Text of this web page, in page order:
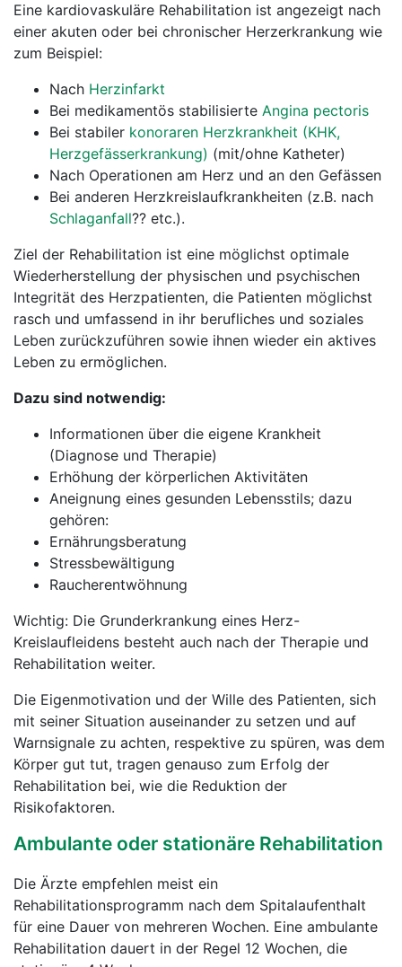
Eine kardiovaskuläre Rehabilitation ist angezeigt nach
einer akuten oder bei chronischer Herzerkrankung wie
zum Beispiel:
Nach Herzinfarkt
Bei medikamentös stabilisierte Angina pectoris
Bei stabiler konoraren Herzkrankheit (KHK,
Herzgefässerkrankung) (mit/ohne Katheter)
Nach Operationen am Herz und an den Gefässen
Bei anderen Herzkreislaufkrankheiten (z.B. nach
Schlaganfall?? etc.).
Ziel der Rehabilitation ist eine möglichst optimale
Wiederherstellung der physischen und psychischen
Integrität des Herzpatienten, die Patienten möglichst
rasch und umfassend in ihr berufliches und soziales
Leben zurückzuführen sowie ihnen wieder ein aktives
Leben zu ermöglichen.
Dazu sind notwendig:
Informationen über die eigene Krankheit
(Diagnose und Therapie)
Erhöhung der körperlichen Aktivitäten
Aneignung eines gesunden Lebensstils; dazu
gehören:
Ernährungsberatung
Stressbewältigung
Raucherentwöhnung
Wichtig: Die Grunderkrankung eines Herz-
Kreislaufleidens besteht auch nach der Therapie und
Rehabilitation weiter.
Die Eigenmotivation und der Wille des Patienten, sich
mit seiner Situation auseinander zu setzen und auf
Warnsignale zu achten, respektive zu spüren, was dem
Körper gut tut, tragen genauso zum Erfolg der
Rehabilitation bei, wie die Reduktion der
Risikofaktoren.
Ambulante oder stationäre Rehabilitation
Die Ärzte empfehlen meist ein
Rehabilitationsprogramm nach dem Spitalaufenthalt
für eine Dauer von mehreren Wochen. Eine ambulante
Rehabilitation dauert in der Regel 12 Wochen, die